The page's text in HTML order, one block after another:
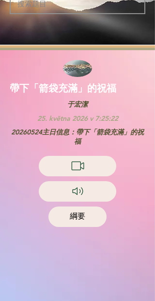
帶下「箭袋充滿」的祝福
于宏潔
25. května 2026 v 7:25:22
20260524主日信息：帶下「箭袋充滿」的祝
福
綱要